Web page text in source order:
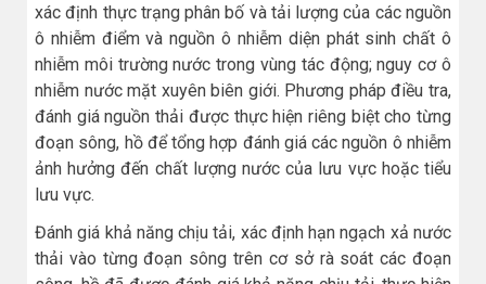
xác định thực trạng phân bố và tải lượng của các nguồn
ô nhiễm điểm và nguồn ô nhiễm diện phát sinh chất ô
nhiễm môi trường nước trong vùng tác động; nguy cơ ô
nhiễm nước mặt xuyên biên giới. Phương pháp điều tra,
đánh giá nguồn thải được thực hiện riêng biệt cho từng
đoạn sông, hồ để tổng hợp đánh giá các nguồn ô nhiễm
ảnh hưởng đến chất lượng nước của lưu vực hoặc tiểu
lưu vực.
Đánh giá khả năng chịu tải, xác định hạn ngạch xả nước
thải vào từng đoạn sông trên cơ sở rà soát các đoạn